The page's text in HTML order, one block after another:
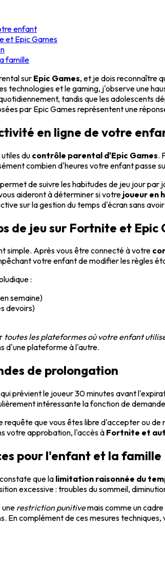
enfant
et Epic Games
famille
sur Epic Games, et je dois reconnaître
technologies et le gaming, j'observe une
tandis que les adolescents
par Epic Games représentent une
en ligne de votre
du contrôle parental d'Epic Games.
combien d'heures votre enfant passe
de suivre les habitudes de jeu jour
aideront à déterminer si votre joueur en
sur la gestion du temps d'écran sans
de jeu sur Fortnite et Epic
simple. Après vous être connecté à votre
votre enfant de modifier les règles
:
semaine)
devoirs)
toutes les plateformes où votre enfant
d'une plateforme à l'autre.
de prolongation
qui prévient le joueur 30 minutes avant
intéressante la fonction de
requête que vous êtes libre d'accepter ou
votre approbation, l'accès à Fortnite et
pour l'enfant et la famille
que lalimitation raisonnée du
excessive : troubles du sommeil,
restriction punitivemais comme un
En complément de ces mesures